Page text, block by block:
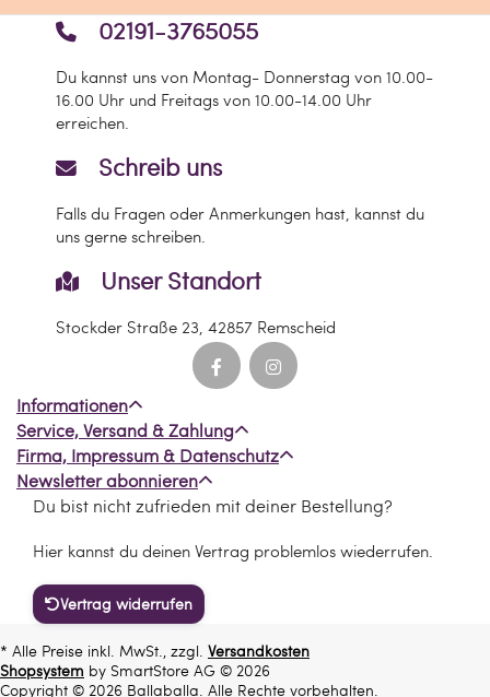
Schreib uns
Falls du Fragen oder Anmerkungen hast, kannst du
uns gerne schreiben.
02191-3765055
Du kannst uns von Montag- Donnerstag von 10.00-
16.00 Uhr und Freitags von 10.00-14.00 Uhr
erreichen.
Unser Standort
Stockder Straße 23, 42857 Remscheid
Informationen
Service, Versand & Zahlung
Firma, Impressum & Datenschutz
Newsletter abonnieren
Du bist nicht zufrieden mit deiner Bestellung?
Hier kannst du deinen Vertrag problemlos wiederrufen.
Vertrag widerrufen
* Alle Preise inkl. MwSt., zzgl. Versandkosten
Shopsystem by SmartStore AG © 2026
Copyright © 2026 Ballaballa. Alle Rechte vorbehalten.